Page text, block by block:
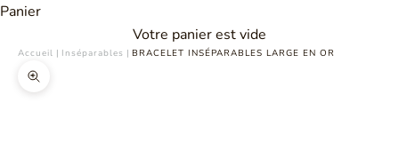
Panier
Votre panier est vide
Accueil | Inséparables | BRACELET INSÉPARABLES LARGE EN OR
Zoomer sur l'image